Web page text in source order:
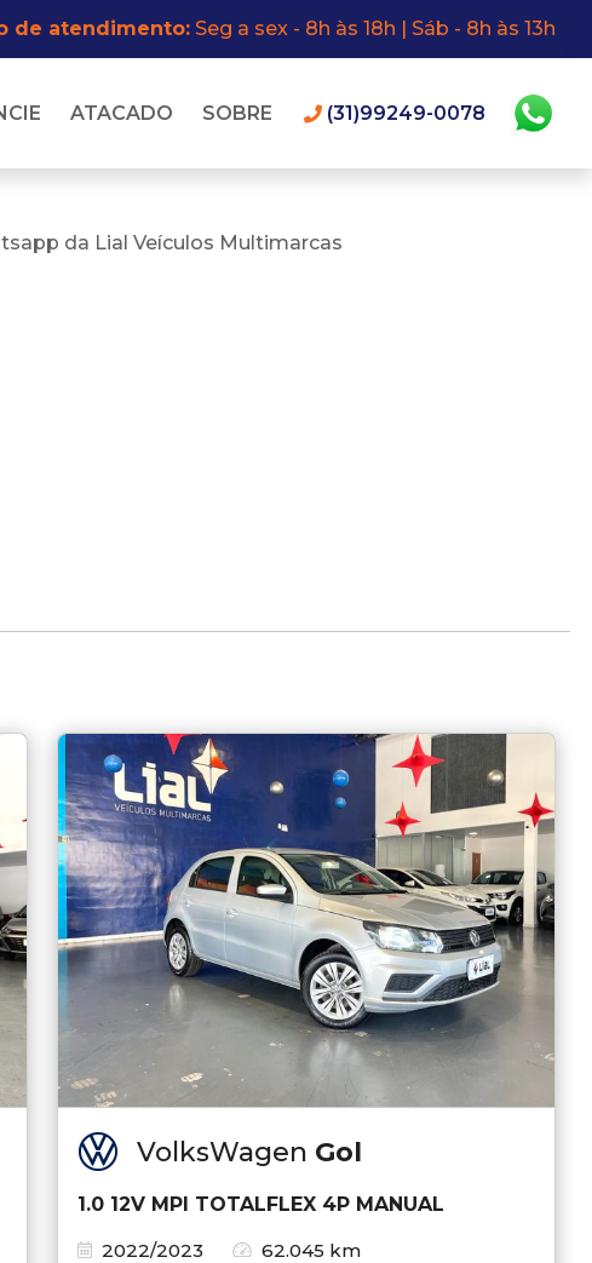
de atendimento: Seg a sex - 8h às 18h | Sáb - 8h às 13h
ATACADO SOBRE (31)99249-0078
da Lial Veículos Multimarcas
VolksWagen Gol
1.0 12V MPI TOTALFLEX 4P MANUAL
2022/2023
62.045 km